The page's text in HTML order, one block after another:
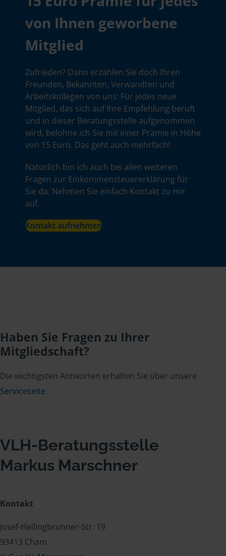
von Ihnen geworbene
Mitglied
Zufrieden? Dann erzählen Sie doch Ihren
Freunden, Bekannten, Verwandten und
Arbeitskollegen von uns: Für jedes neue
Mitglied, das sich auf Ihre Empfehlung beruft
und in dieser Beratungsstelle aufgenommen
wird, belohne ich Sie mit einer Prämie in Höhe
von 15 Euro. Das geht auch mehrfach!
Natürlich bin ich auch bei allen weiteren
Fragen zur Einkommensteuererklärung für
Sie da. Nehmen Sie einfach Kontakt zu mir
auf.
Kontakt aufnehmen
Haben Sie Fragen zu Ihrer
Mitgliedschaft?
Die wichtigsten Antworten erhalten Sie über unsere
Serviceseite.
VLH-Beratungsstelle
Markus Marschner
Kontakt
Josef-Heilingbrunner-Str. 19
93413 Cham